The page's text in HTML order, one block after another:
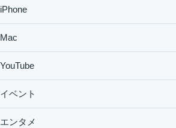
iPhone
Mac
YouTube
イベント
エンタメ